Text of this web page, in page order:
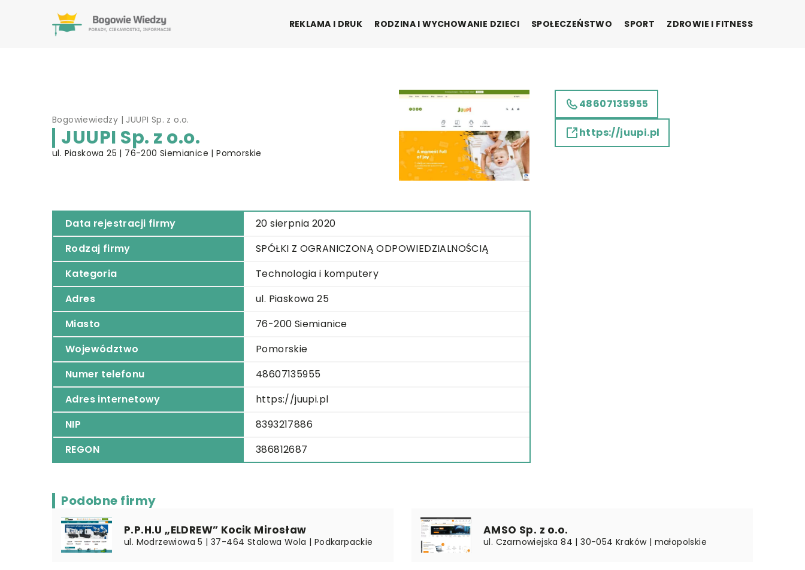
REKLAMA I DRUK RODZINA I WYCHOWANIE DZIECI SPOŁECZEŃSTWO SPORT ZDROWIE I FITNESS
Bogowiewiedzy | JUUPI Sp. z o.o.
JUUPI Sp. z o.o.
ul. Piaskowa 25 | 76-200 Siemianice | Pomorskie
Data rejestracji firmy
20 sierpnia 2020
Rodzaj firmy
SPÓŁKI Z OGRANICZONĄ ODPOWIEDZIALNOŚCIĄ
Kategoria
Technologia i komputery
Adres
ul. Piaskowa 25
Miasto
76-200 Siemianice
Województwo
Pomorskie
Numer telefonu
48607135955
Adres internetowy
https://juupi.pl
NIP
8393217886
REGON
386812687
48607135955
https://juupi.pl
Podobne firmy
P.P.H.U „ELDREW” Kocik Mirosław
ul. Modrzewiowa 5 | 37-464 Stalowa Wola | Podkarpackie
AMSO Sp. z o.o.
ul. Czarnowiejska 84 | 30-054 Kraków | małopolskie